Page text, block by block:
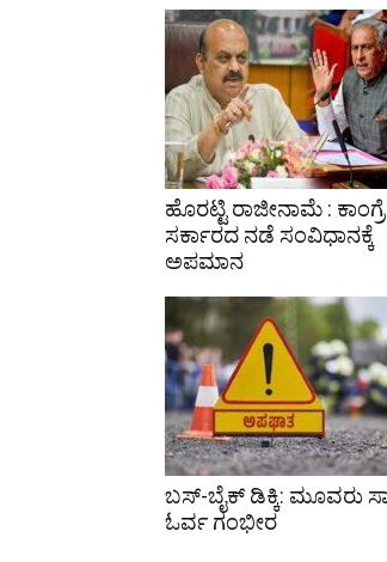
ಹೊರಟ್ಟಿ ರಾಜೀನಾಮೆ :
ಸರ್ಕಾರದ ನಡೆ ಸಂವಿಧಾನಕ್ಕೆ
ಅಪಮಾನ
ಬಸ್-ಬೈಕ್ ಡಿಕ್ಕಿ: ಮೂವರು
ಓರ್ವ ಗಂಭೀರ